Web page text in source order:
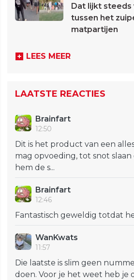
Dat lijkt steeds
tussen het
matpartijen
LEES MEER
LAATSTE REACTIES
Brainfart
12:50
Dit is het product van een
mag opvoeding, tot snot
hem de s...
Brainfart
12:46
Fantastisch geweldig totdat
WanKwats
11:57
Die laatste is slim geen
doen. Voor je het weet heb je